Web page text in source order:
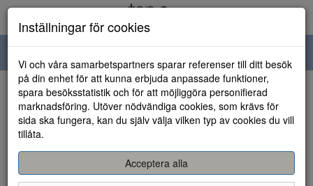
navigation
HEM
Inställningar för cookies
Vi och våra samarbetspartners sparar referenser till ditt besök
på din enhet för att kunna erbjuda anpassade funktioner,
spara besöksstatistik och för att möjliggöra personifierad
marknadsföring. Utöver nödvändiga cookies, som krävs för
sida ska fungera, kan du själv välja vilken typ av cookies du vill
tillåta.
Acceptera alla